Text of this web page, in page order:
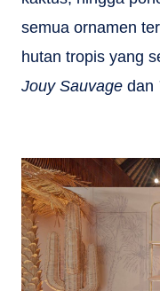
semua ornamen
hutan tropis yang
Jouy Sauvage dan